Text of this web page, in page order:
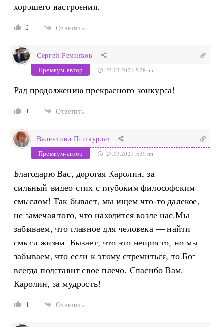
хорошего настроения.
2 Ответить
Сергей Ремняков
Премиум-автор 27.03.2021 5:28 пп
Рад продолжению прекрасного конкурса!
1 Ответить
Валентина Пошкурлат
Премиум-автор 27.03.2021 5:30 пп
Благодарю Вас, дорогая Каролин, за
сильный видео стих с глубоким философским
смыслом! Так бывает, мы ищем что-то далекое,
не замечая того, что находится возле нас.Мы
забываем, что главное для человека — найти
смысл жизни. Бывает, что это непросто, но мы
забываем, что если к этому стремиться, то Бог
всегда подставит свое плечо. Спасибо Вам,
Каролин, за мудрость!
1 Ответить